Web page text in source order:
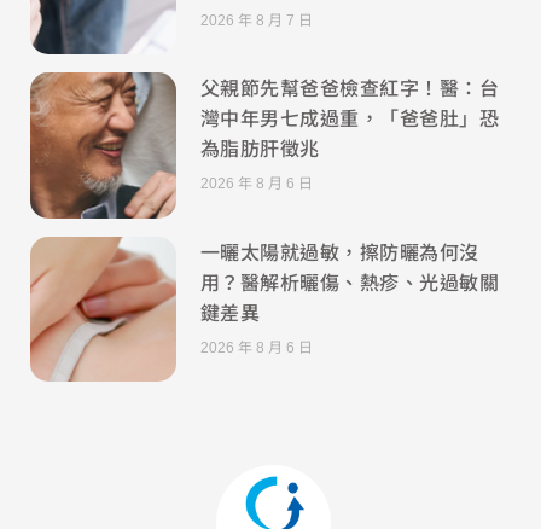
2026 年 8 月 7 日
父親節先幫爸爸檢查紅字！醫：台
灣中年男七成過重，「爸爸肚」恐
為脂肪肝徵兆
2026 年 8 月 6 日
一曬太陽就過敏，擦防曬為何沒
用？醫解析曬傷、熱疹、光過敏關
鍵差異
2026 年 8 月 6 日